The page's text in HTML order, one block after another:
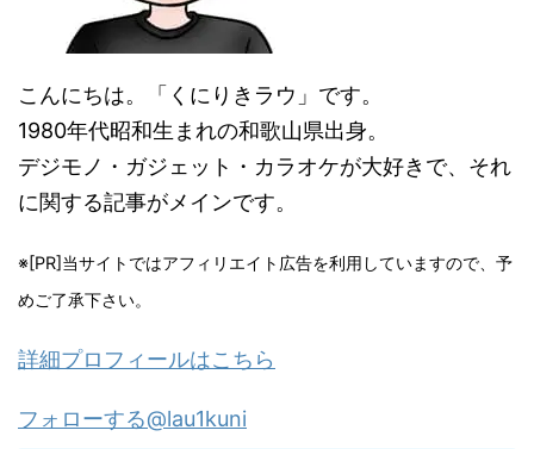
こんにちは。「くにりきラウ」です。
1980年代昭和生まれの和歌山県出身。
デジモノ・ガジェット・カラオケが大好きで、それ
に関する記事がメインです。
※[PR]当サイトではアフィリエイト広告を利用していますので、予
めご了承下さい。
詳細プロフィールはこちら
フォローする@lau1kuni